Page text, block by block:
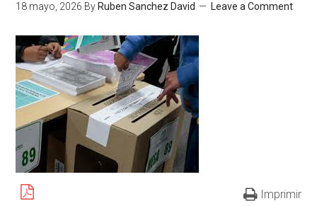
18 mayo, 2026 By Ruben Sanchez David Leave a Comment
Imprimir